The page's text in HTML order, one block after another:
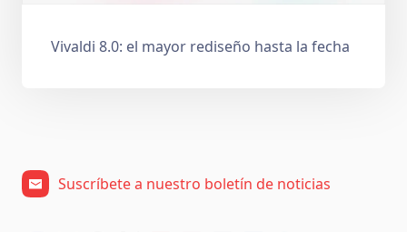
Vivaldi 8.0: el mayor rediseño hasta la fecha
Suscríbete a nuestro boletín de noticias